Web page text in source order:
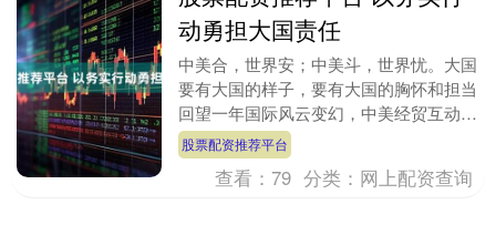
动勇担大国责任
中美合，世界安；中美斗，世界忧。大国
要有大国的样子，要有大国的胸怀和担当
回望一年国际风云变幻，中美经贸互动始
终牵动全球视线。从“打”到“谈”，从山重
水复疑无路....
股票配资推荐平台
查看：79 分类： 网上配资查询